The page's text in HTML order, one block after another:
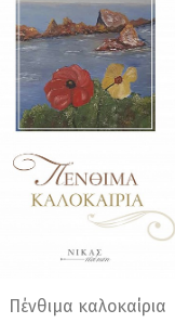
Πένθιμα καλοκαίρια